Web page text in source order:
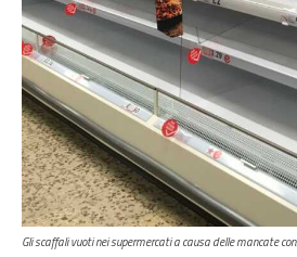
Gli scaffali vuoti nei supermercati a causa delle mancate